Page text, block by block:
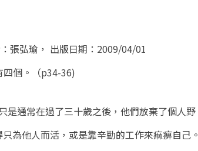
張弘瑜， 出版日期：2009/04/01
四個。（p34-36)
是通常在過了三十歲之後，他們放棄了個人野
為他人而活，或是靠辛勤的工作來痲痹自己。